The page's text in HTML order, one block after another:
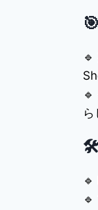
🎯
ら
🔹
🔹